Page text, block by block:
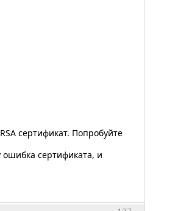
сертификат. Попробуйте
ошибка сертификата, и